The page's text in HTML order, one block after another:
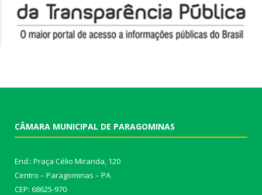
CÂMARA MUNICIPAL DE PARAGOMINAS
End.: Praça Célio Miranda, 120
Centro – Paragominas – PA
CEP: 68625-970